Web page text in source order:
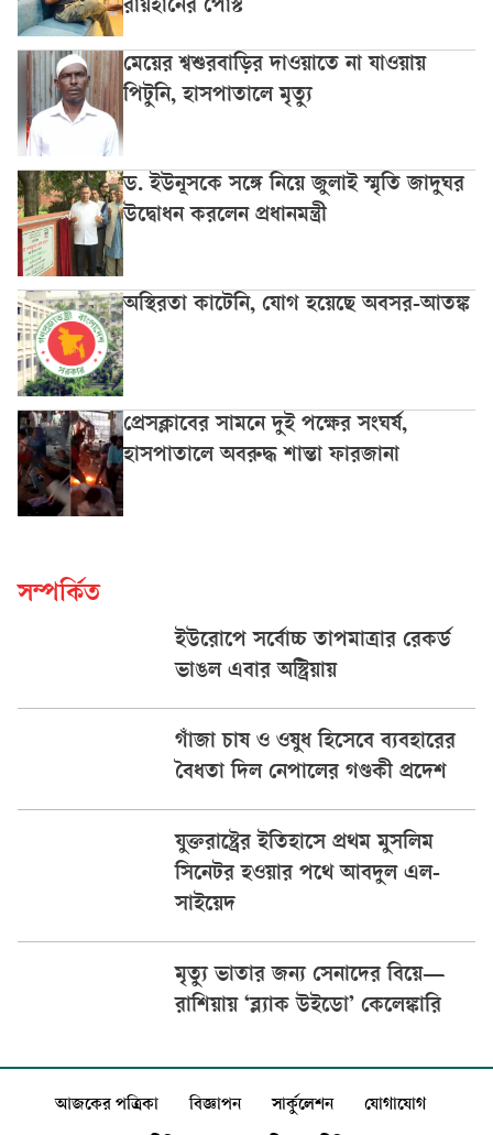
রায়হানের পোস্ট
মেয়ের শ্বশুরবাড়ির দাওয়াতে না যাওয়ায়
পিটুনি, হাসপাতালে মৃত্যু
ড. ইউনূসকে সঙ্গে নিয়ে জুলাই স্মৃতি জাদুঘর
উদ্বোধন করলেন প্রধানমন্ত্রী
অস্থিরতা কাটেনি, যোগ হয়েছে অবসর-আতঙ্ক
প্রেসক্লাবের সামনে দুই পক্ষের সংঘর্ষ,
হাসপাতালে অবরুদ্ধ শান্তা ফারজানা
সম্পর্কিত
ইউরোপে সর্বোচ্চ তাপমাত্রার রেকর্ড
ভাঙল এবার অস্ট্রিয়ায়
গাঁজা চাষ ও ওষুধ হিসেবে ব্যবহারের
বৈধতা দিল নেপালের গণ্ডকী প্রদেশ
যুক্তরাষ্ট্রের ইতিহাসে প্রথম মুসলিম
সিনেটর হওয়ার পথে আবদুল এল-
সাইয়েদ
মৃত্যু ভাতার জন্য সেনাদের বিয়ে—
রাশিয়ায় ‘ব্ল্যাক উইডো’ কেলেঙ্কারি
আজকের পত্রিকা বিজ্ঞাপন সার্কুলেশন যোগাযোগ